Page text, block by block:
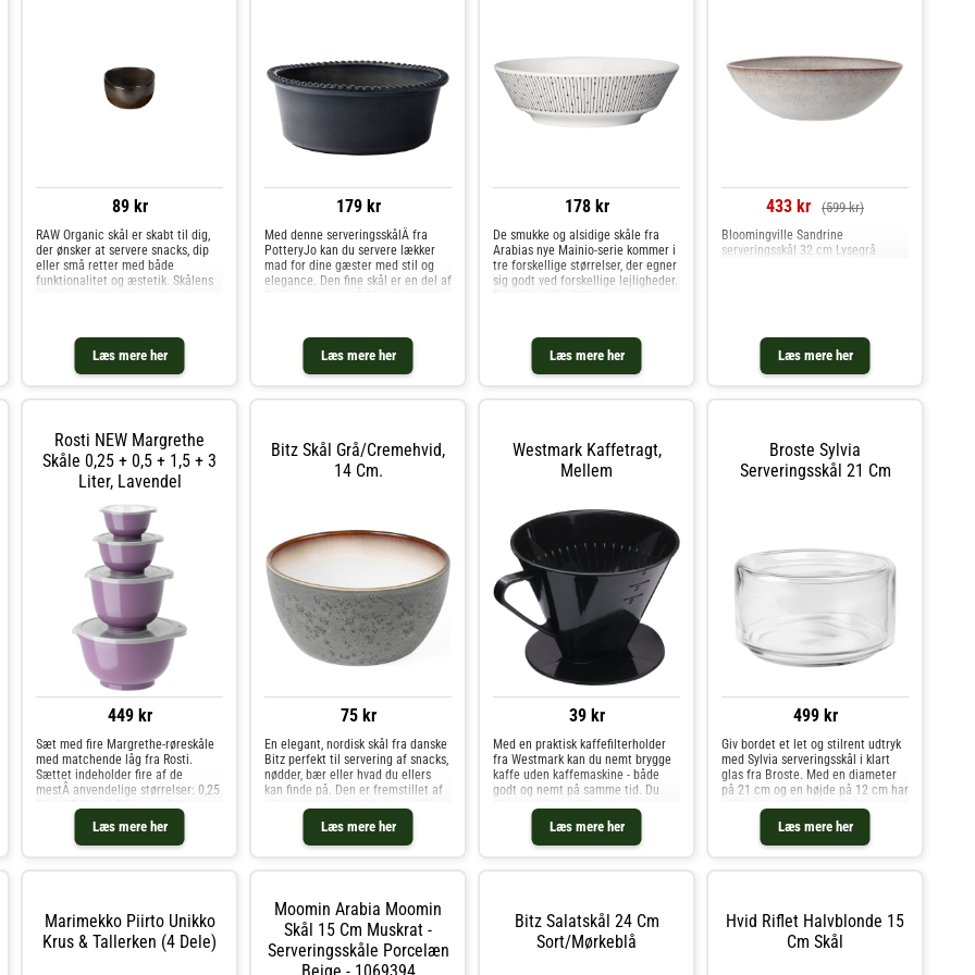
89 kr
Læs mere her
RAW Organic skål er skabt til dig,
der ønsker at servere snacks, dip
eller små retter med både
funktionalitet og æstetik. Skålens
spisebord. Hver skål har si
179 kr
Læs mere her
Med denne serveringsskålÂ fra
PotteryJo kan du servere lækker
mad for dine gæster med stil og
elegance. Den fine skål er en del af
Denne serveringsskålÂ måle
178 kr
Læs mere her
De smukke og alsidige skåle fra
Arabias nye Mainio-serie kommer i
tre forskellige størrelser, der egner
sig godt ved forskellige lejligheder.
enkelte portionerÂ og
433 kr (599 kr)
Læs mere her
Bloomingville Sandrine
serveringsskål 32 cm Lysegrå
Rosti NEW Margrethe
Skåle 0,25 + 0,5 + 1,5 + 3
Liter, Lavendel
449 kr
Læs mere her
Sæt med fire Margrethe-røreskåle
med matchende låg fra Rosti.
Sættet indeholder fire af de
mestÂ anvendelige størrelser: 0,25
liter, 0,5 liter, 1,5 liter og 3 liter.
Margrethe-skålen er blevet en
klassiker i mange køkkener takket
være det gode greb, den p
Bitz Skål Grå/cremehvid,
14 Cm.
75 kr
Læs mere her
En elegant, nordisk skål fra danske
Bitz perfekt til servering af snacks,
nødder, bær eller hvad du ellers
kan finde på. Den er fremstillet af
glaseret stentøj, hvilket gør skålen
yderst holdbar og robust, hvorfor
den tåler at komme i
opvaskemaskinen, mik
Westmark Kaffetragt,
Mellem
39 kr
Læs mere her
Med en praktisk kaffefilterholder
fra Westmark kan du nemt brygge
kaffe uden kaffemaskine - både
godt og nemt på samme tid. Du
placerer blot et filter i tragten,
hælder den ønskede mængde kaffe
i og hælder derefter kogende vand
over. Holderen er lavet af
Broste Sylvia
Serveringsskål 21 Cm
499 kr
Læs mere her
Giv bordet et let og stilrent udtryk
med Sylvia serveringsskål i klart
glas fra Broste. Med en diameter
på 21 cm og en højde på 12 cm har
skålen plads til både salater,
snacks og frugt, og den fungerer
lige godt til hverdagsmåltider som
til festlige lejli
Marimekko Piirto Unikko
Krus & Tallerken (4 Dele)
Moomin Arabia Moomin
Skål 15 Cm Muskrat -
Serveringsskåle Porcelæn
Bitz Salatskål 24 Cm
Sort/mørkeblå
Hvid Riflet Halvblonde 15
Cm Skål